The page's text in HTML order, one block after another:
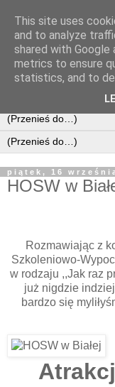
piątek, 16
HOSW w
Rozmawiając z
Szkoleniowo-
w rodzaju ,,Jak raz
już nigdzie
bardzo się
This site uses
and to analyze
shared with
metrics to ensure
statistics, and to